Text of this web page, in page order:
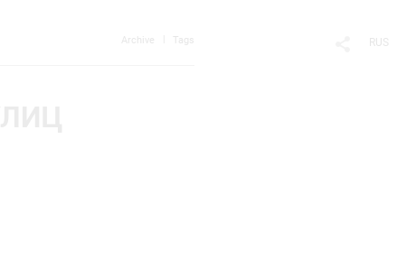
RUS
Archive Tags